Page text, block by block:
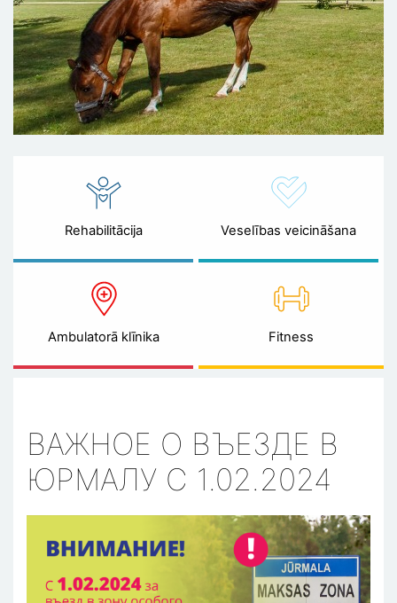
Rehabilitācija Veselības veicināšana
Ambulatorā klīnika Fitness
ВАЖНОЕ О ВЪЕЗДЕ В
ЮРМАЛУ С 1.02.2024